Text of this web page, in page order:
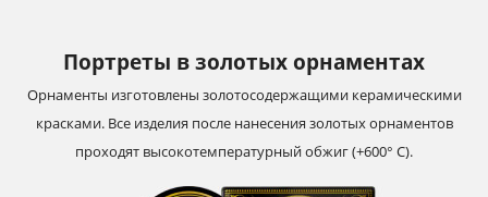
Портреты в золотых орнаментах
Орнаменты изготовлены золотосодержащими керамическими
красками. Все изделия после нанесения золотых орнаментов
проходят высокотемпературный обжиг (+600° С).